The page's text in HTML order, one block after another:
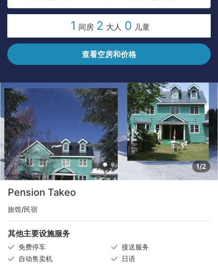
1 间房 2 大人 0 儿童
查看空房和价格
1/2
Pension Takeo
旅馆/民宿
其他主要设施服务
免费停车
接送服务
自动售卖机
日语